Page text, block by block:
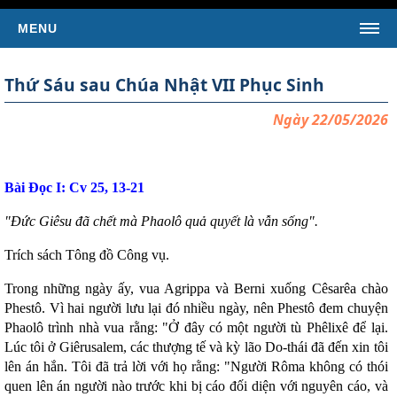
MENU
Tin Giáo Xứ
Kinh Thánh Tân Ước (Bản dịch của LM Nguyễn Thế
Thuấn)
Kinh Thánh Tân Ước (Bản dịch Việt ngữ của Nhóm Phiên
Dịch Các Giờ Kinh Phụng Vụ)
SÁCH CỰU ƯỚC
Thứ Sáu sau Chúa Nhật VII Phục Sinh
Ngày 22/05/2026
Bài Ðọc I: Cv 25, 13-21
"Ðức Giêsu đã chết mà Phaolô quả quyết là vẫn sống".
Trích sách Tông đồ Công vụ.
Trong những ngày ấy, vua Agrippa và Berni xuống Cêsarêa chào
Phestô. Vì hai người lưu lại đó nhiều ngày, nên Phestô đem chuyện
Phaolô trình nhà vua rằng: "Ở đây có một người tù Phêlixê để lại.
Lúc tôi ở Giêrusalem, các thượng tế và kỳ lão Do-thái đã đến xin tôi
lên án hắn. Tôi đã trả lời với họ rằng: "Người Rôma không có thói
quen lên án người nào trước khi bị cáo đối diện với nguyên cáo, và